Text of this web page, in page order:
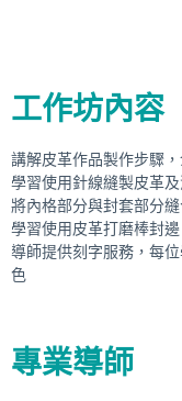
工作坊內容
講解皮革作品製作步驟
學習使用針線縫製皮革
將內格部分與封套部分
學習使用皮革打磨棒封邊
導師提供刻字服務，每
色
專業導師